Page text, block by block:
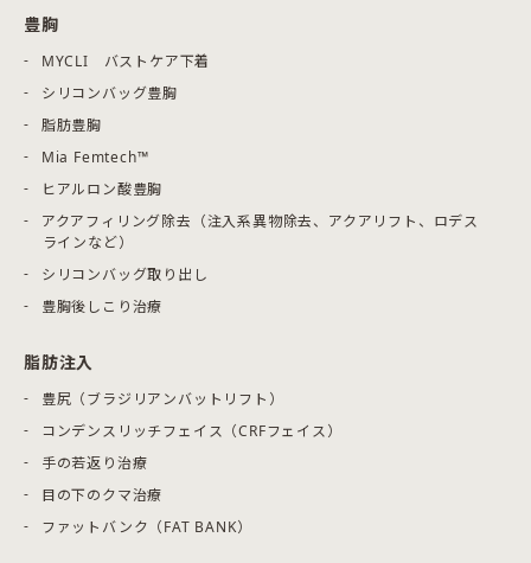
豊胸
MYCLI バストケア下着
シリコンバッグ豊胸
脂肪豊胸
Mia Femtech™
ヒアルロン酸豊胸
アクアフィリング除去（注入系異物除去、アクアリフト、ロデス
ラインなど）
シリコンバッグ取り出し
豊胸後しこり治療
脂肪注入
豊尻（ブラジリアンバットリフト）
コンデンスリッチフェイス（CRFフェイス）
手の若返り治療
目の下のクマ治療
ファットバンク（FAT BANK）